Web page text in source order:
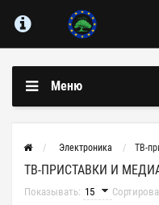
Меню
Электроника ТВ-
ТВ-ПРИСТАВКИ И
Показывать: